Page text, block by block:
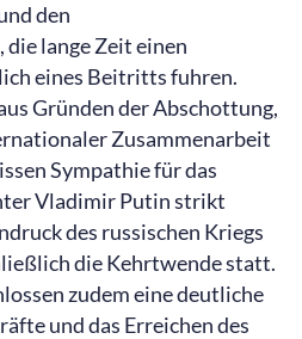
den
lange Zeit einen
eines Beitritts fuhren.
Gründen der Abschottung,
Zusammenarbeit
Sympathie für das
Vladimir Putin strikt
des russischen Kriegs
die Kehrtwende statt.
zudem eine deutliche
und das Erreichen des